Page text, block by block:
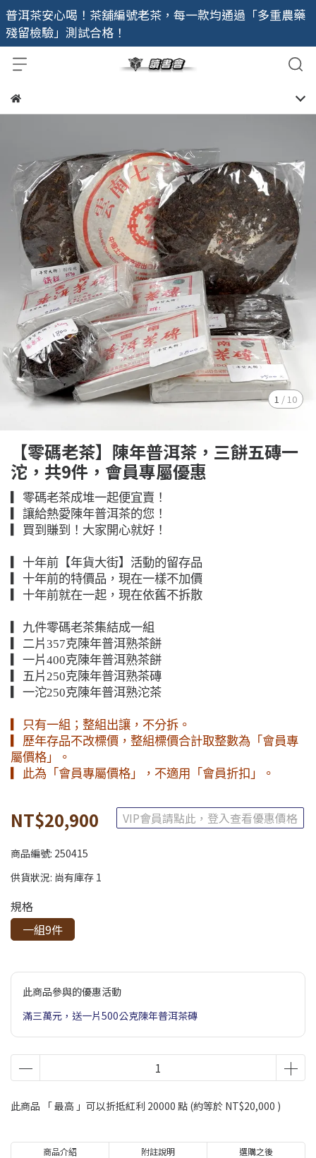
普洱茶安心喝！茶舖編號老茶，每一款均通過「多重農藥
殘留檢驗」測試合格！
1 / 10
【零碼老茶】陳年普洱茶，三餅五磚一
沱，共9件，會員專屬優惠
▎零碼老茶成堆一起便宜賣！
▎讓給熱愛陳年普洱茶的您！
▎買到賺到！大家開心就好！
▎十年前【年貨大街】活動的留存品
▎十年前的特價品，現在一樣不加價
▎十年前就在一起，現在依舊不拆散
▎九件零碼老茶集結成一組
▎二片357克陳年普洱熟茶餅
▎一片400克陳年普洱熟茶餅
▎五片250克陳年普洱熟茶磚
▎一沱250克陳年普洱熟沱茶
▎只有一組；整組出讓，不分拆。
▎歷年存品不改標價，整組標價合計取整數為「會員專
屬價格」。
▎此為「會員專屬價格」，不適用「會員折扣」。
NT$20,900 VIP會員請點此，登入查看優惠價格
商品編號: 250415
供貨狀況: 尚有庫存 1
規格
一組9件
此商品參與的優惠活動
滿三萬元，送一片500公克陳年普洱茶磚
此商品 「 最高 」可以折抵紅利 20000 點 (約等於 NT$20,000 )
商品介紹 附註說明 選購之後